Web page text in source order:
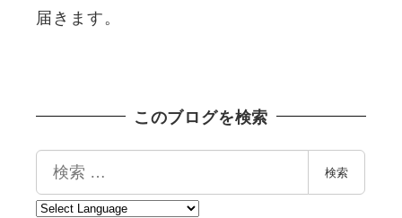
届きます。
このブログを検索
索
検索